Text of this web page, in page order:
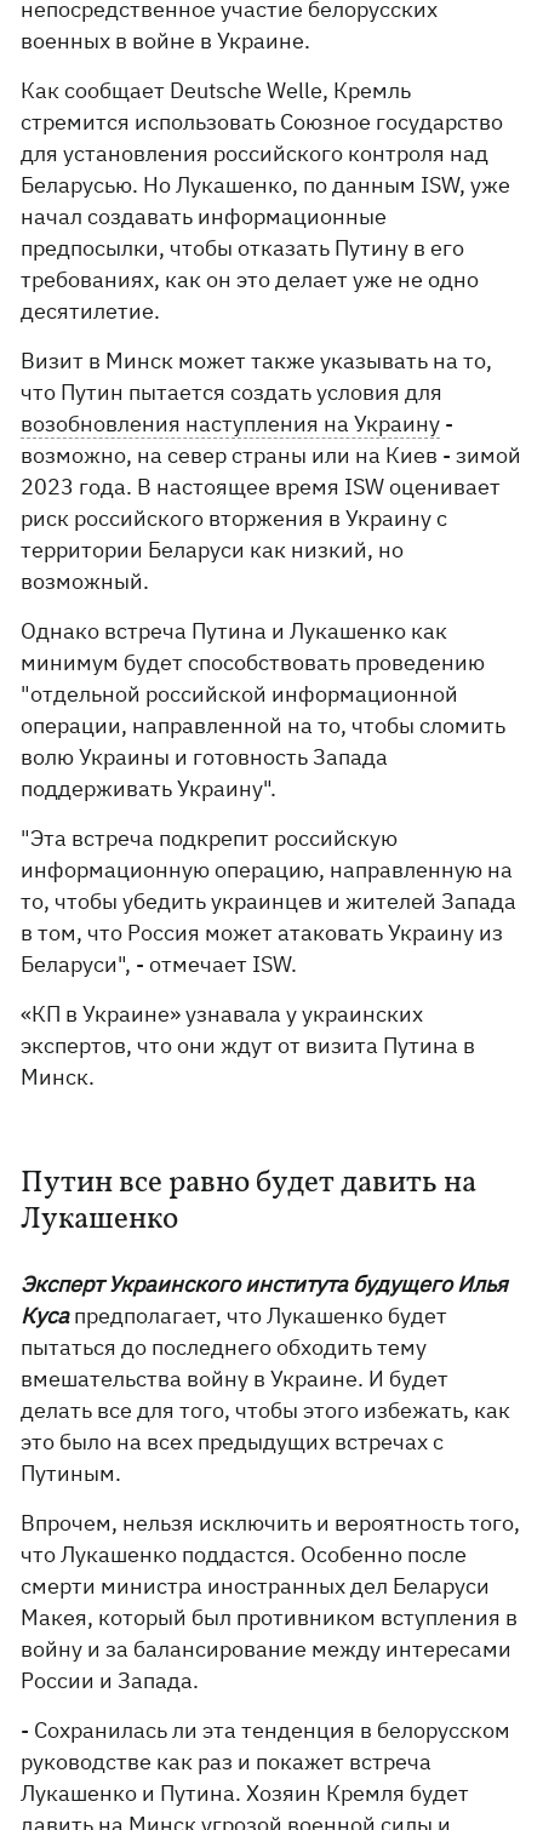
непосредственное участие белорусских
военных в войне в Украине.
Как сообщает Deutsche Welle, Кремль
стремится использовать Союзное государство
для установления российского контроля над
Беларусью. Но Лукашенко, по данным ISW, уже
начал создавать информационные
предпосылки, чтобы отказать Путину в его
требованиях, как он это делает уже не одно
десятилетие.
Визит в Минск может также указывать на то,
что Путин пытается создать условия для
возобновления наступления на Украину -
возможно, на север страны или на Киев - зимой
2023 года. В настоящее время ISW оценивает
риск российского вторжения в Украину с
территории Беларуси как низкий, но
возможный.
Однако встреча Путина и Лукашенко как
минимум будет способствовать проведению
"отдельной российской информационной
операции, направленной на то, чтобы сломить
волю Украины и готовность Запада
поддерживать Украину".
"Эта встреча подкрепит российскую
информационную операцию, направленную на
то, чтобы убедить украинцев и жителей Запада
в том, что Россия может атаковать Украину из
Беларуси", - отмечает ISW.
«КП в Украине» узнавала у украинских
экспертов, что они ждут от визита Путина в
Минск.
Путин все равно будет давить на
Лукашенко
Эксперт Украинского института будущего Илья
Кусапредполагает, что Лукашенко будет
пытаться до последнего обходить тему
вмешательства войну в Украине. И будет
делать все для того, чтобы этого избежать, как
это было на всех предыдущих встречах с
Путиным.
Впрочем, нельзя исключить и вероятность того,
что Лукашенко поддастся. Особенно после
смерти министра иностранных дел Беларуси
Макея, который был противником вступления в
войну и за балансирование между интересами
России и Запада.
- Сохранилась ли эта тенденция в белорусском
руководстве как раз и покажет встреча
Лукашенко и Путина. Хозяин Кремля будет